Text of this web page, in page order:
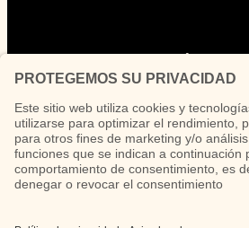
Páginas
Impressum
Políticas de
Políticas de